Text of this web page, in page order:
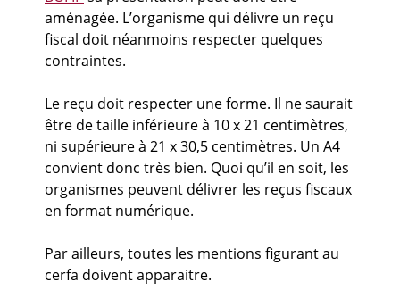
aménagée. L’organisme qui délivre un reçu
fiscal doit néanmoins respecter quelques
contraintes.
Le reçu doit respecter une forme. Il ne saurait
être de taille inférieure à 10 x 21 centimètres,
ni supérieure à 21 x 30,5 centimètres. Un A4
convient donc très bien. Quoi qu’il en soit, les
organismes peuvent délivrer les reçus fiscaux
en format numérique.
Par ailleurs, toutes les mentions figurant au
cerfa doivent apparaitre.